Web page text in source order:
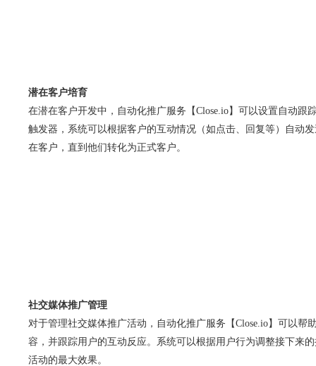
潜在客户培育
在潜在客户开发中，自动化推广服务【Close.io】可以设置自动跟
触发器，系统可以根据客户的互动情况（如点击、回复等）自动
在客户，直到他们转化为正式客户。
社交媒体推广管理
对于管理社交媒体推广活动，自动化推广服务【Close.io】可以帮
容，并跟踪用户的互动反应。系统可以根据用户行为调整接下来
活动的最大效果。